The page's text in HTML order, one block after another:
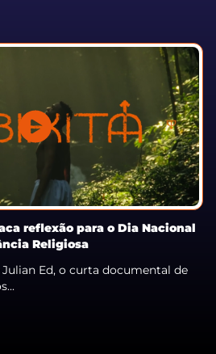
reflexão para o Dia Nacional
Religiosa
Ed, o curta documental de